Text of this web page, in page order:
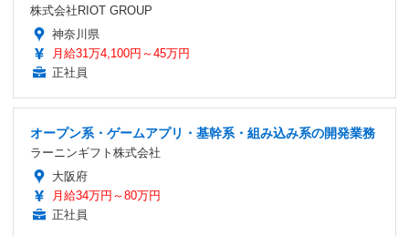
株式会社RIOT GROUP
神奈川県
月給31万4,100円～45万円
正社員
オープン系・ゲームアプリ・基幹系・組み込み系の開発業務
ラーニンギフト株式会社
大阪府
月給34万円～80万円
正社員